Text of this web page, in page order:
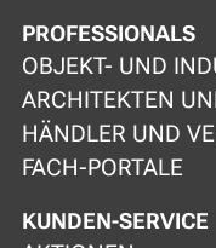
PROFESSIONALS
OBJEKT- UND
ARCHITEKTEN
HÄNDLER UND
FACH-PORTALE
KUNDEN-SERVICE